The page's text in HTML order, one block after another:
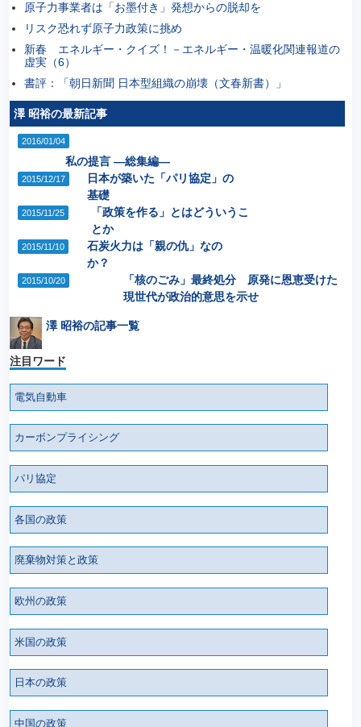
原子力事業者は「お墨付き」発想からの脱却を
リスク恐れず原子力政策に挑め
新春 エネルギー・クイズ！－エネルギー・温暖化関連報道の
虚実（6）
書評：「朝日新聞 日本型組織の崩壊（文春新書）」
澤 昭裕の最新記事
2016/01/04
私の提言 ―総集編―
2015/12/17
日本が築いた「パリ協定」の
基礎
2015/11/25
「政策を作る」とはどういうこ
とか
2015/11/10
石炭火力は「親の仇」なの
か？
2015/10/20
「核のごみ」最終処分 原発に恩恵受けた
現世代が政治的意思を示せ
澤 昭裕の記事一覧
注目ワード
電気自動車
カーボンプライシング
パリ協定
各国の政策
廃棄物対策と政策
欧州の政策
米国の政策
日本の政策
中国の政策